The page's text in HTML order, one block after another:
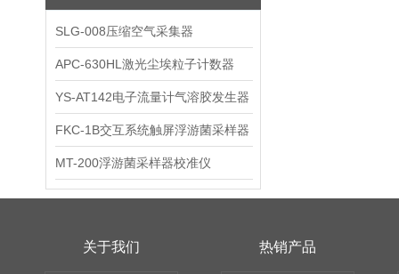
SLG-008压缩空气采集器
APC-630HL激光尘埃粒子计数器
YS-AT142电子流量计气溶胶发生器
FKC-1B交互系统触屏浮游菌采样器
MT-200浮游菌采样器校准仪
关于我们 热销产品